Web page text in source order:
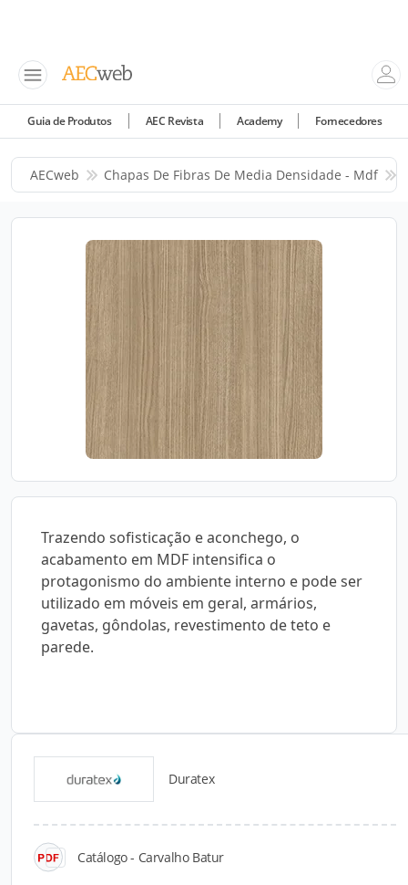
Guia de Produtos AEC Revista Academy Fornecedores
AECweb Chapas De Fibras De Media Densidade - Mdf
Trazendo sofisticação e aconchego, o
acabamento em MDF intensifica o
protagonismo do ambiente interno e pode ser
utilizado em móveis em geral, armários,
gavetas, gôndolas, revestimento de teto e
parede.
Duratex
Catálogo - Carvalho Batur
Catálogos para Download